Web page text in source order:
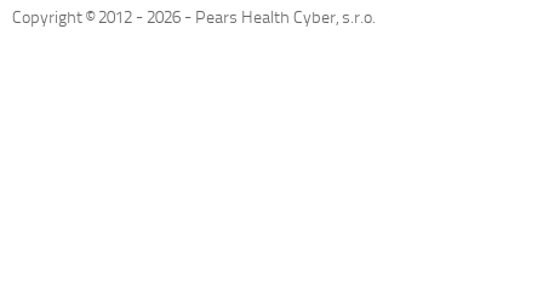
Copyright © 2012 -2026 - Pears Health Cyber, s.r.o.